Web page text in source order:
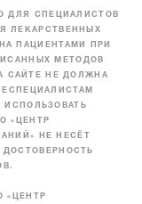
ДЛЯ СПЕЦИАЛИСТОВ
ЛЕКАРСТВЕННЫХ
ПАЦИЕНТАМИ ПРИ
МЕТОДОВ
САЙТЕ НЕ ДОЛЖНА
ИСПОЛЬЗОВАТЬ
«ЦЕНТР
НЕ НЕСЁТ
«ЦЕНТР